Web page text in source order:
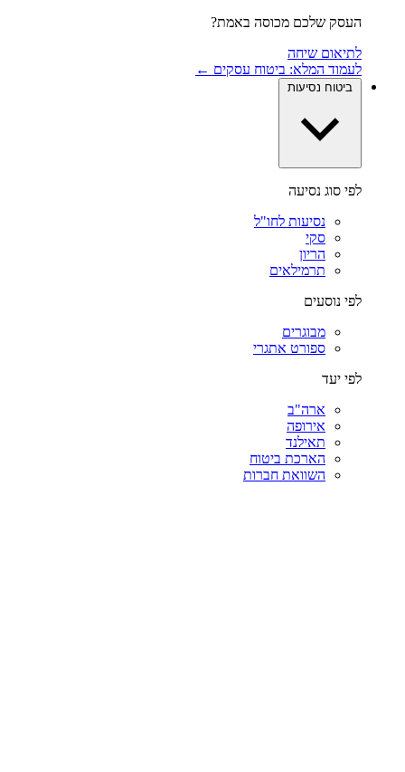
העסק שלכם מכוסה באמת?
לתיאום שיחה
לעמוד המלא: ביטוח עסקים ←
ביטוח נסיעות
לפי סוג נסיעה
נסיעות לחו"ל
סקי
הריון
תרמילאים
לפי נוסעים
מבוגרים
ספורט אתגרי
לפי יעד
ארה"ב
אירופה
תאילנד
הארכת ביטוח
השוואת חברות